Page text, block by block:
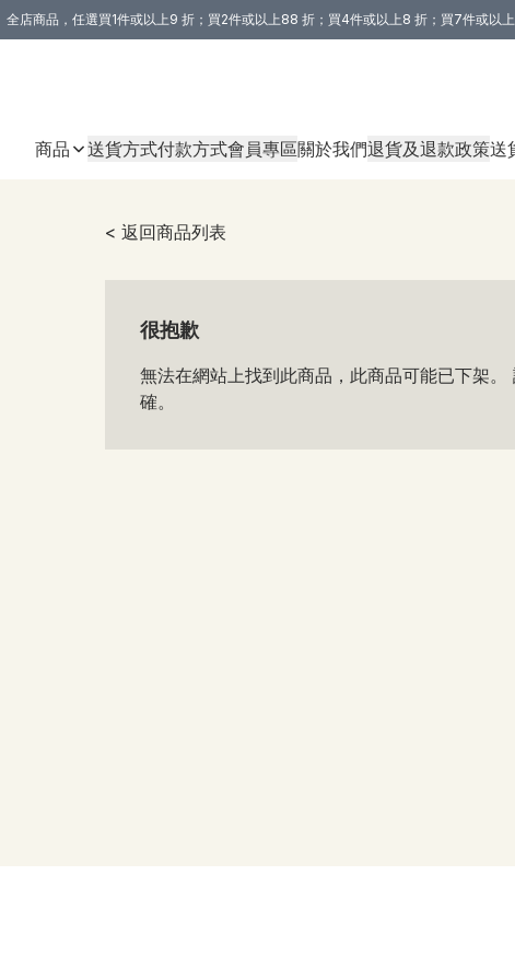
全店商品，任選買1件或以上9 折；買2件或以上88 折；買4件或以上8 折；買7件或以
商品 送貨方式付款方式會員專區關於我們退貨及退款政策送
< 返回商品列表
很抱歉
無法在網站上找到此商品，此商品可能已下架。
確。